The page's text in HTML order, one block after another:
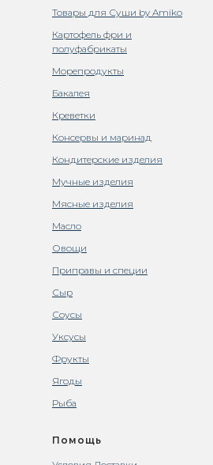
Товары для Суши by Amiko
Картофель фри и
полуфабрикаты
Морепродукты
Бакалея
Креветки
Консервы и маринад
Кондитерские изделия
Мучные изделия
Мясные изделия
Масло
Овощи
Приправы и специи
Сыр
Соусы
Уксусы
Фрукты
Ягоды
Рыба
Помощь